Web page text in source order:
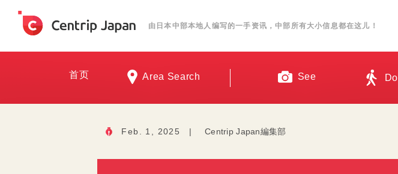
由日本中部本地人编写的一手资讯，中部所有大小信息都在这儿！
首页 Area Search See Do
Feb. 1, 2025 | Centrip Japan編集部